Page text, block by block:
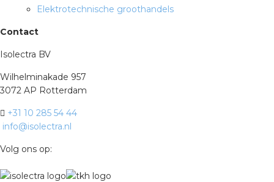
Elektrotechnische groothandels
Contact
Isolectra BV
Wilhelminakade 957
3072 AP Rotterdam
+31 10 285 54 44
info@isolectra.nl
Volg ons op: